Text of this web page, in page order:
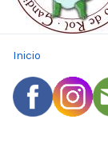
Inicio